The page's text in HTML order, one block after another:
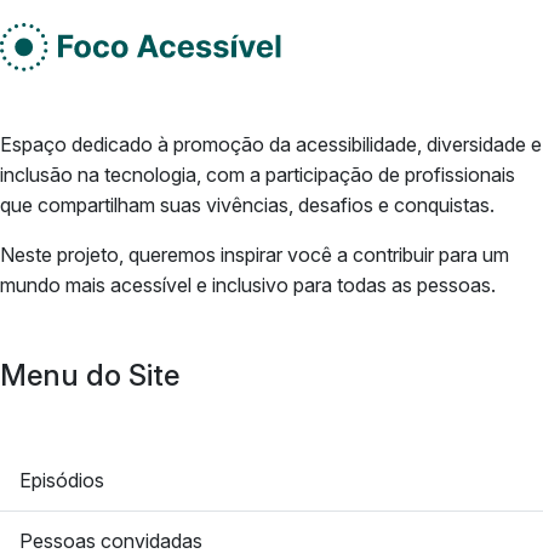
Rodape do site Do lado
Espaço dedicado à promoção da acessibilidade, diversidade e
inclusão na tecnologia, com a participação de profissionais
que compartilham suas vivências, desafios e conquistas.
Neste projeto, queremos inspirar você a contribuir para um
mundo mais acessível e inclusivo para todas as pessoas.
Menu do Site
Episódios
Pessoas convidadas